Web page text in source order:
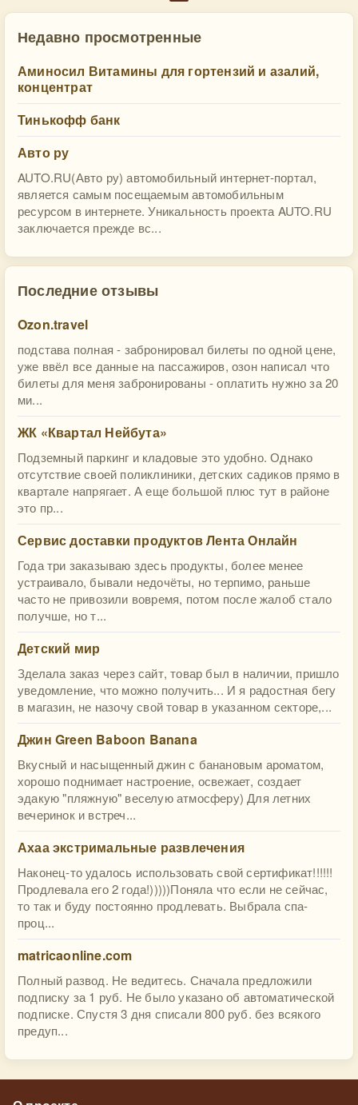
Недавно просмотренные
Аминосил Витамины для гортензий и азалий,
концентрат
Тинькофф банк
Авто ру
AUTO.RU(Авто ру) автомобильный интернет-портал,
является самым посещаемым автомобильным
ресурсом в интернете. Уникальность проекта AUTO.RU
заключается прежде вс...
Последние отзывы
Ozon.travel
подстава полная - забронировал билеты по одной цене,
уже ввёл все данные на пассажиров, озон написал что
билеты для меня забронированы - оплатить нужно за 20
ми...
ЖК «Квартал Нейбута»
Подземный паркинг и кладовые это удобно. Однако
отсутствие своей поликлиники, детских садиков прямо в
квартале напрягает. А еще большой плюс тут в районе
это пр...
Сервис доставки продуктов Лента Онлайн
Года три заказываю здесь продукты, более менее
устраивало, бывали недочёты, но терпимо, раньше
часто не привозили вовремя, потом после жалоб стало
получше, но т...
Детский мир
Зделала заказ через сайт, товар был в наличии, пришло
уведомление, что можно получить... И я радостная бегу
в магазин, не назочу свой товар в указанном секторе,...
Джин Green Baboon Banana
Вкусный и насыщенный джин с банановым ароматом,
хорошо поднимает настроение, освежает, создает
эдакую "пляжную" веселую атмосферу) Для летних
вечеринок и встреч...
Ахаа экстримальные развлечения
Наконец-то удалось использовать свой сертификат!!!!!!
Продлевала его 2 года!)))))Поняла что если не сейчас,
то так и буду постоянно продлевать. Выбрала спа-
проц...
matricaonline.com
Полный развод. Не ведитесь. Сначала предложили
подписку за 1 руб. Не было указано об автоматической
подписке. Спустя 3 дня списали 800 руб. без всякого
предуп...